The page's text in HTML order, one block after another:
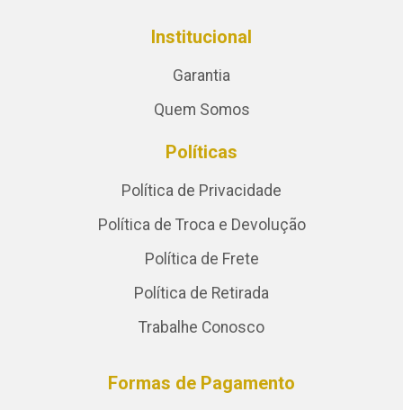
Institucional
Garantia
Quem Somos
Políticas
Política de Privacidade
Política de Troca e Devolução
Política de Frete
Política de Retirada
Trabalhe Conosco
Formas de Pagamento